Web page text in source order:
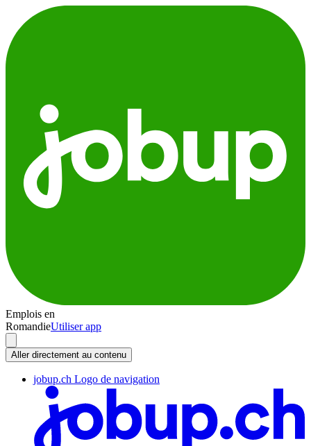
Emplois en
RomandieUtiliser app
Aller directement au contenu
jobup.ch Logo de navigation